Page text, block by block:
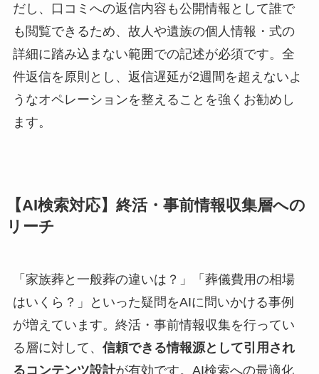
だし、口コミへの返信内容も公開情報として誰で
も閲覧できるため、故人や遺族の個人情報・式の
詳細に踏み込まない範囲での記述が必須です。全
件返信を原則とし、返信遅延が2週間を超えないよ
うなオペレーションを整えることを強くお勧めし
ます。
【AI検索対応】終活・事前情報収集層への
リーチ
「家族葬と一般葬の違いは？」「葬儀費用の相場
はいくら？」といった疑問をAIに問いかける事例
が増えています。終活・事前情報収集を行ってい
る層に対して、 信頼できる情報源として引用され
るコンテンツ設計が有効です。AI検索への最適化